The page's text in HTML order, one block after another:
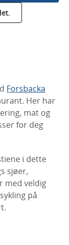
Forsbacka
Her har
mat og
for deg
i dette
sjøer,
med veldig
på